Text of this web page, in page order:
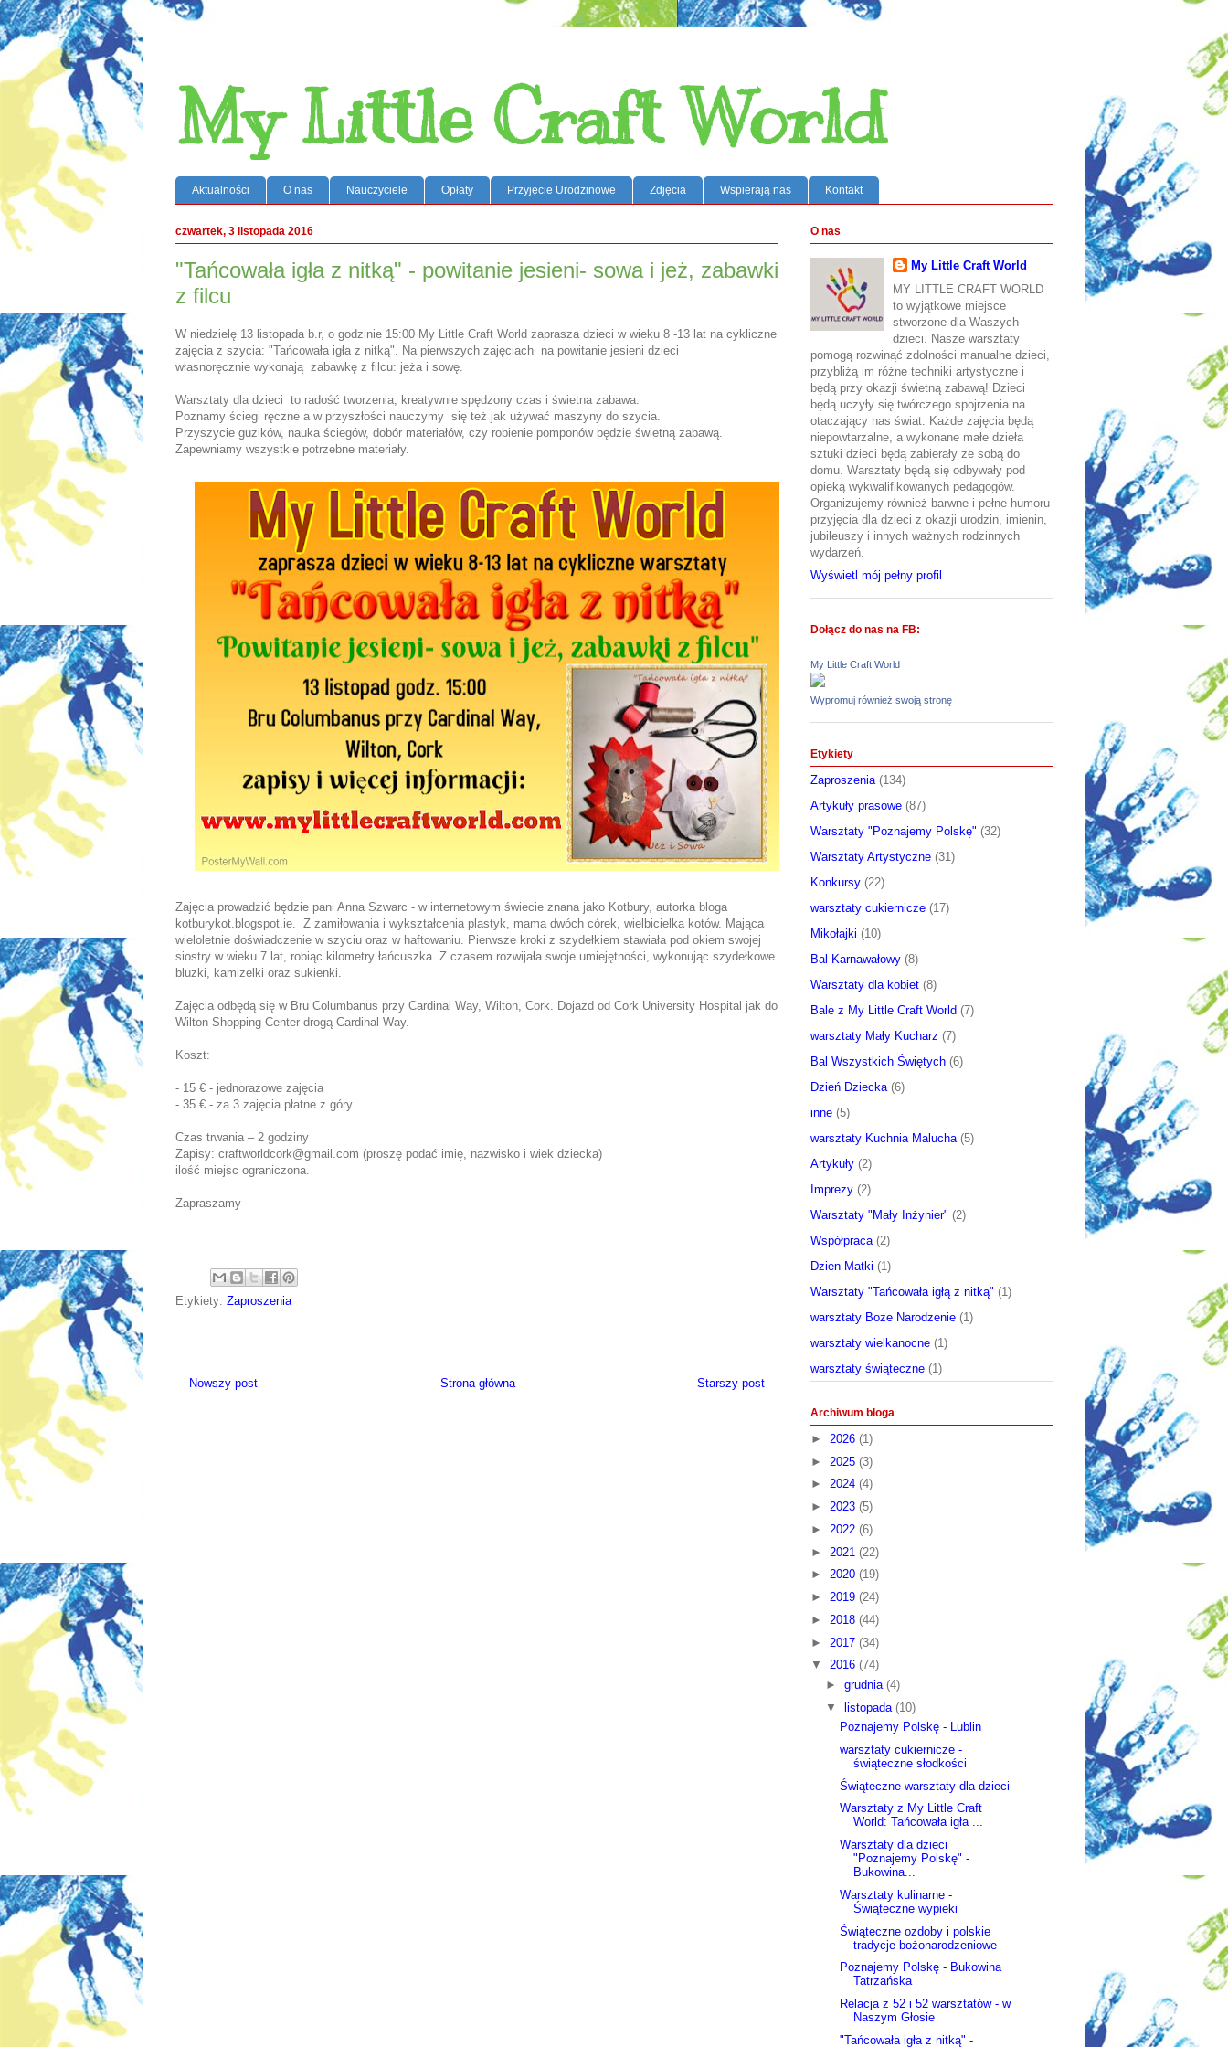
My Little Craft World
Aktualności O nas Nauczyciele Opłaty Przyjęcie Urodzinowe Zdjęcia Wspierają nas Kontakt
czwartek, 3 listopada 2016
"Tańcowała igła z nitką" - powitanie jesieni- sowa i jeż, zabawki
z filcu
W niedzielę 13 listopada b.r, o godzinie 15:00 My Little Craft World zaprasza dzieci w wieku 8 -13 lat na cykliczne
zajęcia z szycia: "Tańcowała igła z nitką". Na pierwszych zajęciach na powitanie jesieni dzieci
własnoręcznie wykonają zabawkę z filcu: jeża i sowę.
Warsztaty dla dzieci to radość tworzenia, kreatywnie spędzony czas i świetna zabawa.
Poznamy ściegi ręczne a w przyszłości nauczymy się też jak używać maszyny do szycia.
Przyszycie guzików, nauka ściegów, dobór materiałów, czy robienie pomponów będzie świetną zabawą.
Zapewniamy wszystkie potrzebne materiały.
Zajęcia prowadzić będzie pani Anna Szwarc - w internetowym świecie znana jako Kotbury, autorka bloga
kotburykot.blogspot.ie. Z zamiłowania i wykształcenia plastyk, mama dwóch córek, wielbicielka kotów. Mająca
wieloletnie doświadczenie w szyciu oraz w haftowaniu. Pierwsze kroki z szydełkiem stawiała pod okiem swojej
siostry w wieku 7 lat, robiąc kilometry łańcuszka. Z czasem rozwijała swoje umiejętności, wykonując szydełkowe
bluzki, kamizelki oraz sukienki.
Zajęcia odbędą się w Bru Columbanus przy Cardinal Way, Wilton, Cork. Dojazd od Cork University Hospital jak do
Wilton Shopping Center drogą Cardinal Way.
Koszt:
- 15 € - jednorazowe zajęcia
- 35 € - za 3 zajęcia płatne z góry
Czas trwania – 2 godziny
Zapisy: craftworldcork@gmail.com (proszę podać imię, nazwisko i wiek dziecka)
ilość miejsc ograniczona.
Zapraszamy
Etykiety: Zaproszenia
Nowszy post Starszy post
Strona główna
O nas
My Little Craft World
MY LITTLE CRAFT WORLD
to wyjątkowe miejsce
stworzone dla Waszych
dzieci. Nasze warsztaty
pomogą rozwinąć zdolności manualne dzieci,
przybliżą im różne techniki artystyczne i
będą przy okazji świetną zabawą! Dzieci
będą uczyły się twórczego spojrzenia na
otaczający nas świat. Każde zajęcia będą
niepowtarzalne, a wykonane małe dzieła
sztuki dzieci będą zabierały ze sobą do
domu. Warsztaty będą się odbywały pod
opieką wykwalifikowanych pedagogów.
Organizujemy również barwne i pełne humoru
przyjęcia dla dzieci z okazji urodzin, imienin,
jubileuszy i innych ważnych rodzinnych
wydarzeń.
Wyświetl mój pełny profil
Dołącz do nas na FB:
My Little Craft World
Wypromuj również swoją stronę
Etykiety
Zaproszenia (134)
Artykuły prasowe (87)
Warsztaty "Poznajemy Polskę" (32)
Warsztaty Artystyczne (31)
Konkursy (22)
warsztaty cukiernicze (17)
Mikołajki (10)
Bal Karnawałowy (8)
Warsztaty dla kobiet (8)
Bale z My Little Craft World (7)
warsztaty Mały Kucharz (7)
Bal Wszystkich Świętych (6)
Dzień Dziecka (6)
inne (5)
warsztaty Kuchnia Malucha (5)
Artykuły (2)
Imprezy (2)
Warsztaty "Mały Inżynier" (2)
Współpraca (2)
Dzien Matki (1)
Warsztaty "Tańcowała igłą z nitką" (1)
warsztaty Boze Narodzenie (1)
warsztaty wielkanocne (1)
warsztaty świąteczne (1)
Archiwum bloga
► 2026 (1)
► 2025 (3)
► 2024 (4)
► 2023 (5)
► 2022 (6)
► 2021 (22)
► 2020 (19)
► 2019 (24)
► 2018 (44)
► 2017 (34)
▼ 2016 (74)
► grudnia (4)
▼ listopada (10)
Poznajemy Polskę - Lublin
warsztaty cukiernicze -
świąteczne słodkości
Świąteczne warsztaty dla dzieci
Warsztaty z My Little Craft
World: Tańcowała igła ...
Warsztaty dla dzieci
"Poznajemy Polskę" -
Bukowina...
Warsztaty kulinarne -
Świąteczne wypieki
Świąteczne ozdoby i polskie
tradycje bożonarodzeniowe
Poznajemy Polskę - Bukowina
Tatrzańska
Relacja z 52 i 52 warsztatów - w
Naszym Głosie
"Tańcowała igła z nitką" -